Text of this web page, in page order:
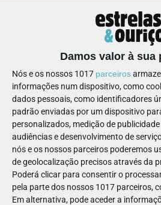
Damos valor à sua
Nós e os nossos 1017 parceiros
informações num dispositivo, como
dados pessoais, como identificadores
padrão enviadas por um dispositivo
personalizados, medição de
audiências e desenvolvimento de
nós e os nossos parceiros poderemos
de geolocalização precisos através da
Poderá clicar para consentir o
pela parte dos nossos 1017 parceiros,
Em alternativa, pode aceder a